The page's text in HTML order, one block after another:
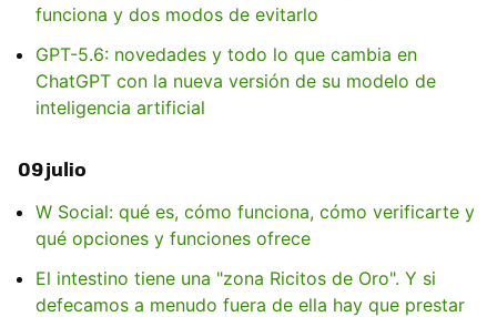
funciona y dos modos de evitarlo
GPT-5.6: novedades y todo lo que cambia en
ChatGPT con la nueva versión de su modelo de
inteligencia artificial
09 julio
W Social: qué es, cómo funciona, cómo verificarte y
qué opciones y funciones ofrece
El intestino tiene una "zona Ricitos de Oro". Y si
defecamos a menudo fuera de ella hay que prestar